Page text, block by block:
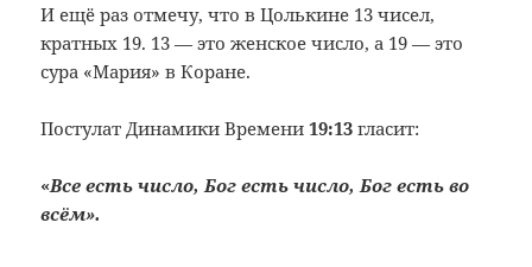
И ещё раз отмечу, что в Цолькине 13 чисел,
кратных 19. 13 — это женское число, а 19 — это
сура «Мария» в Коране.
Постулат Динамики Времени19:13 гласит:
«Все есть число, Бог есть число, Бог есть во
всём».